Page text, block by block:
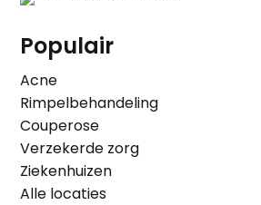
Populair
Acne
Rimpelbehandeling
Couperose
Verzekerde zorg
Ziekenhuizen
Alle locaties